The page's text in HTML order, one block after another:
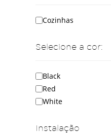
Selecione a cor:
Black
Red
White
Cozinhas
Instalação